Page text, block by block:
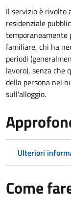
Il servizio è rivolto
residenziale
temporaneamente
familiare, chi ha
periodi
lavoro), senza
della persona nel
sull'alloggio.
Ulteriori
Come